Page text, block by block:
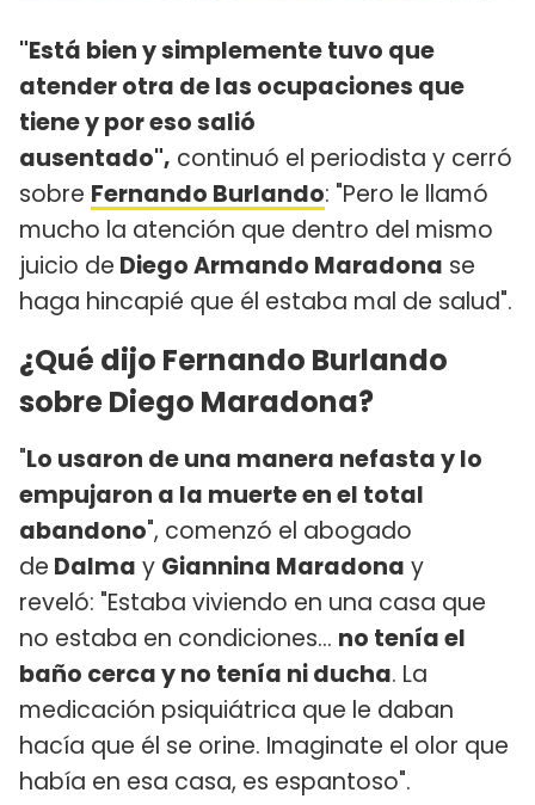
​"Está bien y simplemente tuvo que
atender otra de las ocupaciones que
tiene y por eso salió
ausentado", continuó el periodista y cerró
sobre Fernando Burlando: "Pero le llamó
mucho la atención que dentro del mismo
juicio de Diego Armando Maradona se
haga hincapié que él estaba mal de salud".
¿Qué dijo Fernando Burlando
sobre Diego Maradona?
"Lo usaron de una manera nefasta y lo
empujaron a la muerte en el total
abandono", comenzó el abogado
de Dalma y Giannina Maradona y
reveló: "Estaba viviendo en una casa que
no estaba en condiciones... no tenía el
baño cerca y no tenía ni ducha. La
medicación psiquiátrica que le daban
hacía que él se orine. Imaginate el olor que
había en esa casa, es espantoso".